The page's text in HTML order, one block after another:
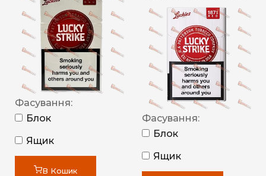
Фасування:
Блок
Ящик
В Кошик
Фасування:
Блок
Ящик